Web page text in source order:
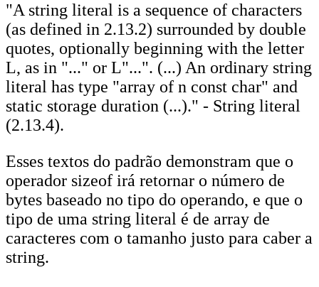
"A string literal is a sequence of characters
(as defined in 2.13.2) surrounded by double
quotes, optionally beginning with the letter
L, as in "..." or L"...". (...) An ordinary string
literal has type "array of n const char" and
static storage duration (...)." - String literal
(2.13.4).
Esses textos do padrão demonstram que o
operador sizeof irá retornar o número de
bytes baseado no tipo do operando, e que o
tipo de uma string literal é de array de
caracteres com o tamanho justo para caber a
string.